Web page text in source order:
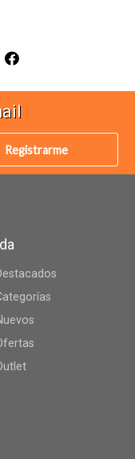
Registrarme